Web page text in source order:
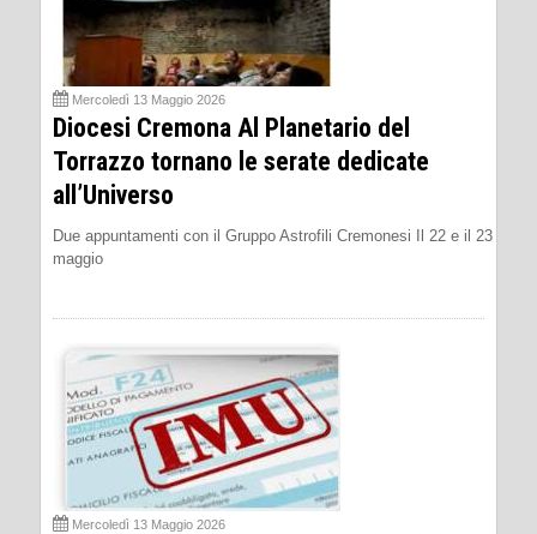
Mercoledì 13 Maggio 2026
Diocesi Cremona Al Planetario del
Torrazzo tornano le serate dedicate
all’Universo
Due appuntamenti con il Gruppo Astrofili Cremonesi Il 22 e il 23
maggio
Mercoledì 13 Maggio 2026